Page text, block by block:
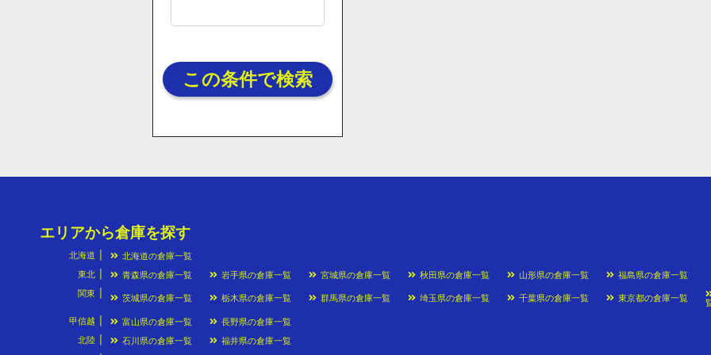
この条件で検索
エリアから倉庫を探す
北海道
北海道の倉庫一覧
東北
青森県の倉庫一覧 岩手県の倉庫一覧 宮城県の倉庫一覧 秋田県の倉庫一覧 山形県の倉庫一覧
福島県の倉庫一覧
関東
茨城県の倉庫一覧 栃木県の倉庫一覧 群馬県の倉庫一覧 埼玉県の倉庫一覧 千葉県の倉庫一覧 東京都の倉庫一覧
甲信越
富山県の倉庫一覧
長野県の倉庫一覧
北陸
石川県の倉庫一覧
福井県の倉庫一覧